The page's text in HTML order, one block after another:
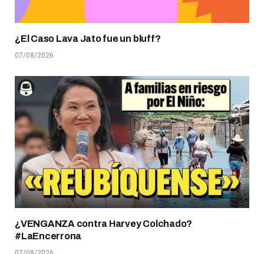
¿El Caso Lava Jato fue un bluff?
07/08/2026
¿VENGANZA contra Harvey Colchado?
#LaEncerrona